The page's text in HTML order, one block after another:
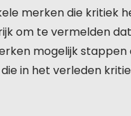
merken die kritiek
om te vermelden
mogelijk
in het verleden